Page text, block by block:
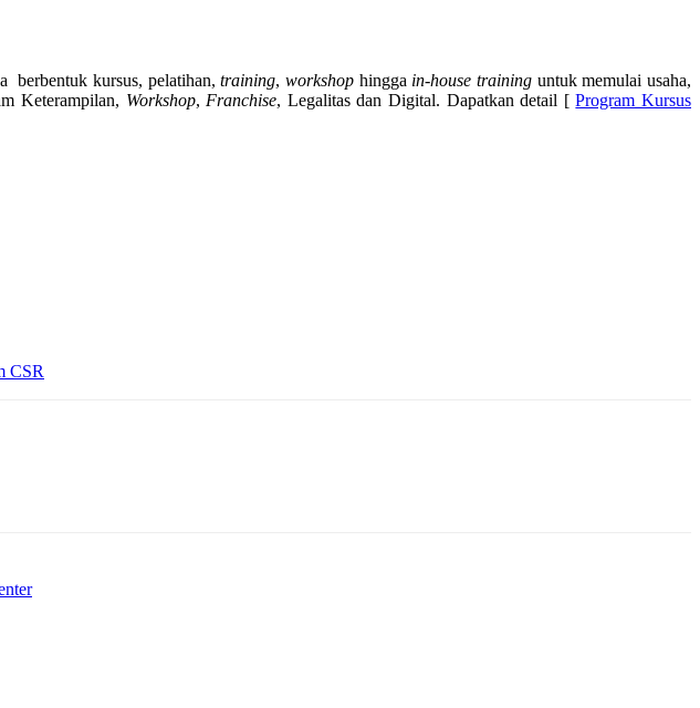
berbentuk kursus, pelatihan,training,workshop hingga in-house training untuk memulai usaha,
Keterampilan, Workshop,Franchise, Legalitas dan Digital. Dapatkan detail [Program Kursus
CSR